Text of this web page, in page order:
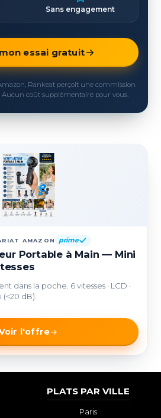
Sans engagement
essai gratuit
Rankeat perçoit une commission
Aucun coût supplémentaire pour vous.
AMAZON prime
Portable à Main — Mini
dans la poche. 6 vitesses · LCD ·
dB).
l'offre
PLATS PAR VILLE
Paris